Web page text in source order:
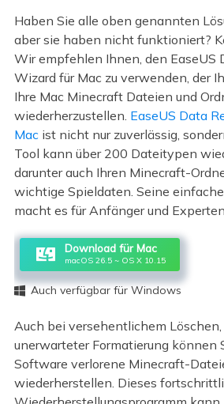
Haben Sie alle oben genannten
aber sie haben nicht funktioniert?
Wir empfehlen Ihnen, den EaseUS
Wizard für Mac zu verwenden, der
Ihre Mac Minecraft Dateien und
wiederherzustellen. EaseUS Data
Mac ist nicht nur zuverlässig,
Tool kann über 200 Dateitypen
darunter auch Ihren Minecraft-
wichtige Spieldaten. Seine
macht es für Anfänger und
Download für Mac
macOS 26.5 ~ OS X 10.15
 Auch verfügbar für Windows
Auch bei versehentlichem
unerwarteter Formatierung können
Software verlorene Minecraft-
wiederherstellen. Dieses